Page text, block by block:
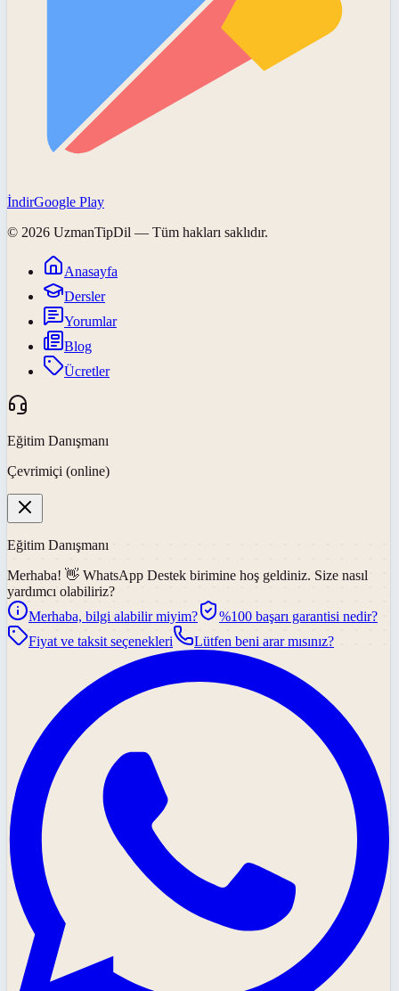
İndirGoogle Play
© 2026 UzmanTipDil — Tüm hakları saklıdır.
Anasayfa
Dersler
Yorumlar
Blog
Ücretler
Eğitim Danışmanı
Çevrimiçi (online)
Eğitim Danışmanı
Merhaba! 👋 WhatsApp Destek birimine hoş geldiniz. Size nasıl
yardımcı olabiliriz?
Merhaba, bilgi alabilir miyim?
%100 başarı garantisi nedir?
Fiyat ve taksit seçenekleri
Lütfen beni arar mısınız?